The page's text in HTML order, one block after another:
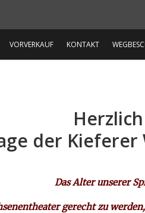
VORVERKAUF KONTAKT
der
Das Alter unserer
gerecht zu